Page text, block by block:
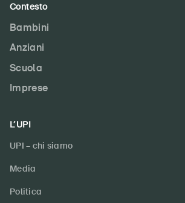
Contesto
Bambini
Anziani
Scuola
Imprese
L’UPI
UPI – chi siamo
Media
Politica